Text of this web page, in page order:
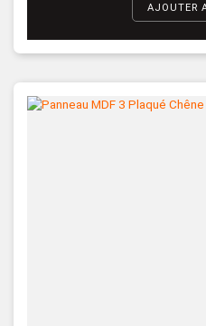
AJOUTER